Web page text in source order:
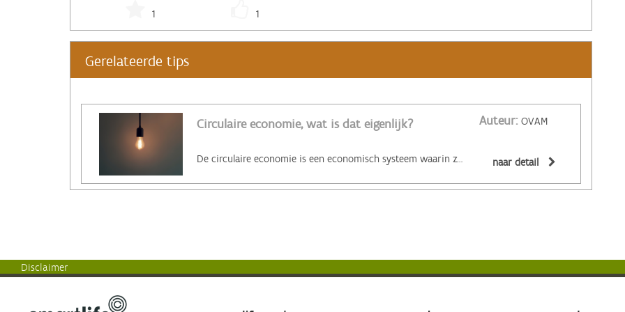
1 1
Gerelateerde tips
Circulaire economie, wat is dat eigenlijk? Auteur: OVAM
‌De circulaire economie is een economisch systeem waarin zoveel mogelijk producten en grondstoffen hergebruikt of hoogwaardig gerecycleerd worden. Materialen zijn (volledig) recycleerbaar of afbreekbaar, spullen worden hersteld, hebben een hoge tweedehandswaarde, zijn ‘upgradebaar’, kunnen makkelijk gedemonteerd worden en omgevormd tot nieuwe producten ... Zo wordt maximaal vermeden dat spullen hun waarde verliezen. De circulaire economie biedt een alternatief voor het huidige lineaire systeem. Daarin worden grondstoffen omgezet in producten die aan het einde van hun leven massaal afval worden. De Ellen MacArthur Foundation maakte er een inzichtelijk filmpje over: naar detail
Disclaimer